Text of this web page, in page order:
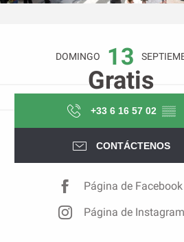
DOMINGO 13
Gratis
+33 6 16 57 02 ▒▒
CONTÁCTENOS
Página de Facebook
Página de Instagram